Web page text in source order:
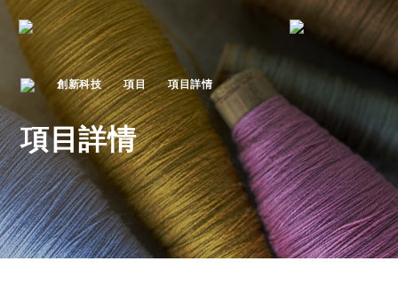
創新科技 項目 項目詳情
項目詳情